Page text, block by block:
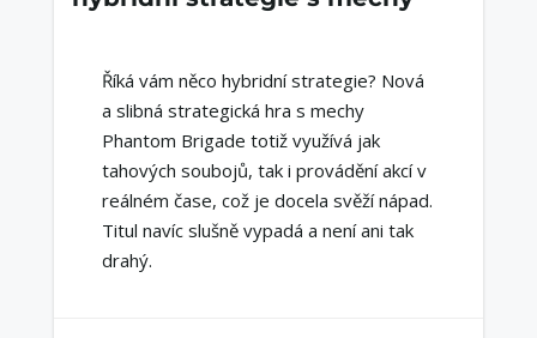
Říká vám něco hybridní strategie? Nová
a slibná strategická hra s mechy
Phantom Brigade totiž využívá jak
tahových soubojů, tak i provádění akcí v
reálném čase, což je docela svěží nápad.
Titul navíc slušně vypadá a není ani tak
drahý.